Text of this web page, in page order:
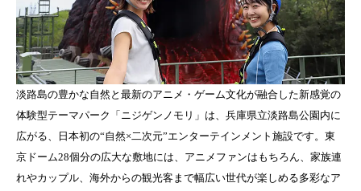
淡路島の豊かな自然と最新のアニメ・ゲーム文化が融合した新感覚の
体験型テーマパーク「ニジゲンノモリ」は、兵庫県立淡路島公園内に
広がる、日本初の“自然×二次元”エンターテインメント施設です。東
京ドーム28個分の広大な敷地には、アニメファンはもちろん、家族連
れやカップル、海外からの観光客まで幅広い世代が楽しめる多彩なア